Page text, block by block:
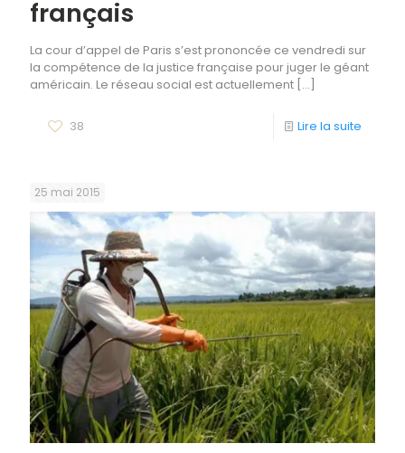
français
La cour d’appel de Paris s’est prononcée ce vendredi sur
la compétence de la justice française pour juger le géant
américain. Le réseau social est actuellement […]
38 Lire la suite
25 mai 2015